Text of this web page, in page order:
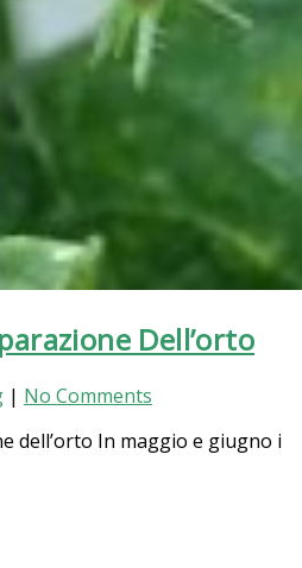
Dell’orto
| No Comments
dell’orto In maggio e giugno i